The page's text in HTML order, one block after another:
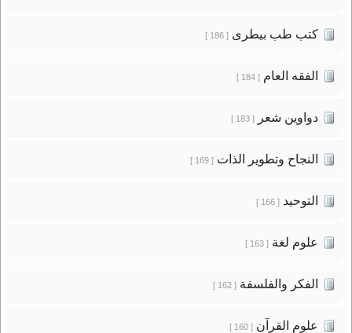
كتب طب بيطرى[ 186 ]
الفقه العام[ 184 ]
دواوين شعر[ 183 ]
النجاح وتطوير الذات[ 169 ]
التوحيد[ 166 ]
علوم لغة[ 163 ]
الفكر والفلسفة[ 162 ]
علوم القرآن[ 160 ]